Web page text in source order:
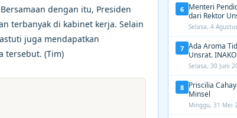
dengan itu, Presiden
terbanyak di kabinet kerja. Selain
juga mendapatkan
tersebut. (Tim)
6 Menteri
dari Rektor
Kawal Unsur
Aroma Busuk
Selasa, 4
7 Ada Aroma
Unsrat.
Kawal Proses
Selasa, 30 Juni
8 Priscilia
Minsel
Minggu, 31 Mei